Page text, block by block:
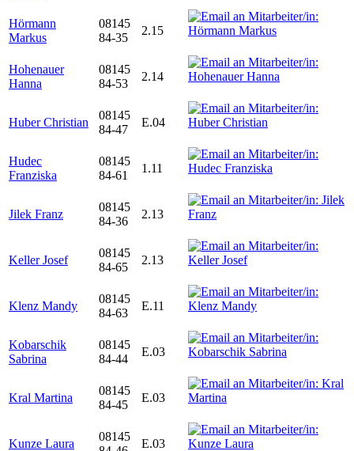
Hörmann
Markus
08145
84-35
2.15
Hohenauer
Hanna
08145
84-53
2.14
Huber Christian
08145
84-47
E.04
Hudec
Franziska
08145
84-61
1.11
Jilek Franz
08145
84-36
2.13
Keller Josef
08145
84-65
2.13
Klenz Mandy
08145
84-63
E.11
Kobarschik
Sabrina
08145
84-44
E.03
Kral Martina
08145
84-45
E.03
Kunze Laura
08145
E.03